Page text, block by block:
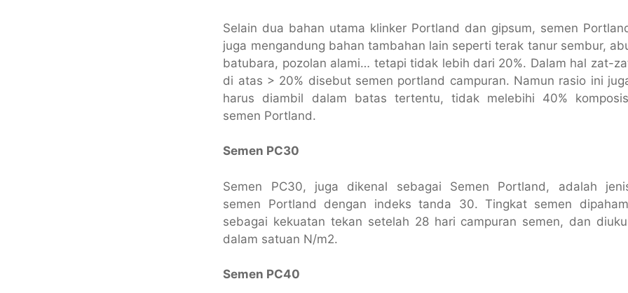
Selain dua bahan utama klinker Portland dan gipsum, semen
juga mengandung bahan tambahan lain seperti terak tanur sembur,
batubara, pozolan alami… tetapi tidak lebih dari 20%. Dalam hal zat-
di atas > 20% disebut semen portland campuran. Namun rasio ini
harus diambil dalam batas tertentu, tidak melebihi 40%
semen Portland.
Semen PC30
Semen PC30, juga dikenal sebagai Semen Portland, adalah
semen Portland dengan indeks tanda 30. Tingkat semen
sebagai kekuatan tekan setelah 28 hari campuran semen, dan
dalam satuan N/m2.
Semen PC40